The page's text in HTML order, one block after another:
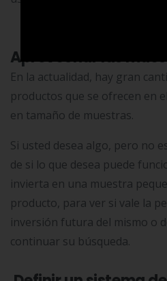
Aprovechar las
En la actualidad, hay gran
productos que se ofrecen en
en tamaño de muestras.
Si usted desea algo, pero no
de si lo que desea puede
invierta en una muestra
producto, para ver si vale la
inversión futura del mismo o
continuar su búsqueda.